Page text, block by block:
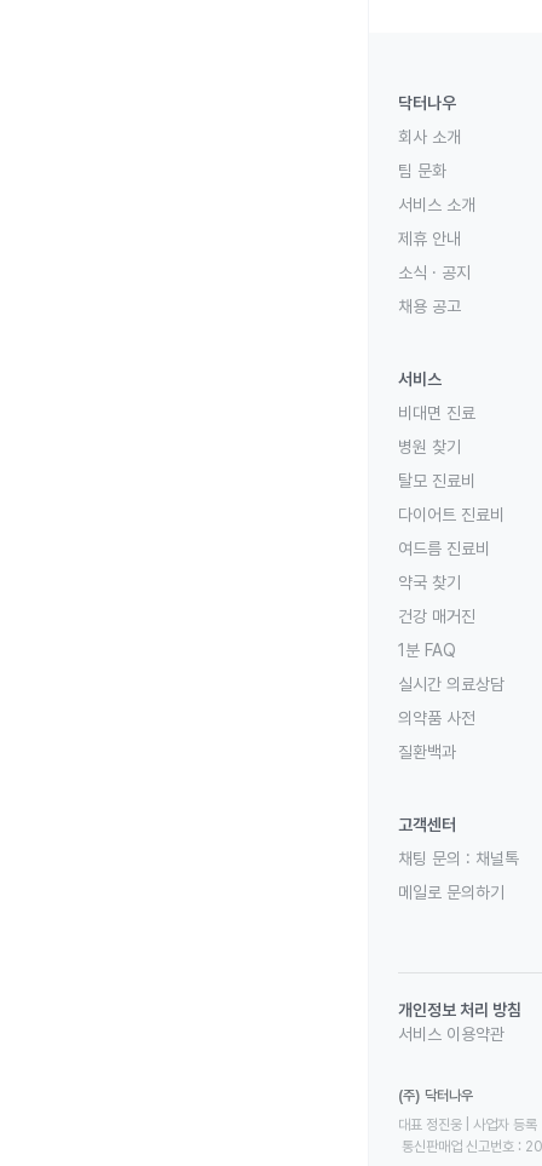
닥터나우
회사 소개
팀 문화
서비스 소개
제휴 안내
소식 · 공지
채용 공고
서비스
비대면 진료
병원 찾기
탈모 진료비
다이어트 진료비
여드름 진료비
약국 찾기
건강 매거진
1분 FAQ
실시간 의료상담
의약품 사전
질환백과
고객센터
채팅 문의 : 채널톡
메일로 문의하기
개인정보 처리 방침
서비스 이용약관
(주) 닥터나우
대표 정진웅 | 사업자
통신판매업 신고번호